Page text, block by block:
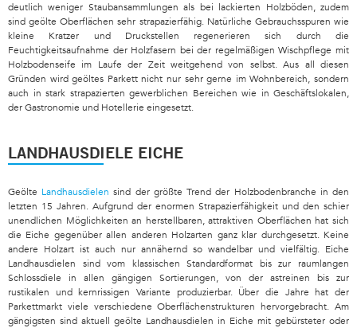
deutlich weniger Staubansammlungen als bei lackierten Holzböden, zudem
sind geölte Oberflächen sehr strapazierfähig. Natürliche Gebrauchsspuren wie
kleine Kratzer und Druckstellen regenerieren sich durch die
Feuchtigkeitsaufnahme der Holzfasern bei der regelmäßigen Wischpflege mit
Holzbodenseife im Laufe der Zeit weitgehend von selbst. Aus all diesen
Gründen wird geöltes Parkett nicht nur sehr gerne im Wohnbereich, sondern
auch in stark strapazierten gewerblichen Bereichen wie in Geschäftslokalen,
der Gastronomie und Hotellerie eingesetzt.
LANDHAUSDIELE EICHE
Geölte Landhausdielen sind der größte Trend der Holzbodenbranche in den
letzten 15 Jahren. Aufgrund der enormen Strapazierfähigkeit und den schier
unendlichen Möglichkeiten an herstellbaren, attraktiven Oberflächen hat sich
die Eiche gegenüber allen anderen Holzarten ganz klar durchgesetzt. Keine
andere Holzart ist auch nur annähernd so wandelbar und vielfältig. Eiche
Landhausdielen sind vom klassischen Standardformat bis zur raumlangen
Schlossdiele in allen gängigen Sortierungen, von der astreinen bis zur
rustikalen und kernrissigen Variante produzierbar. Über die Jahre hat der
Parkettmarkt viele verschiedene Oberflächenstrukturen hervorgebracht. Am
gängigsten sind aktuell geölte Landhausdielen in Eiche mit gebürsteter oder